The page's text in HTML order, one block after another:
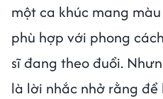
một ca khúc mang
phù hợp với phong
sĩ đang theo đuổi.
là lời nhắc nhở rằng